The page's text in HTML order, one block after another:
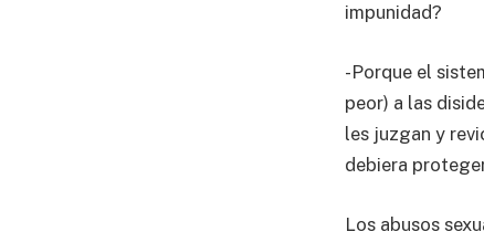
impunidad?
-Porque el
peor) a las
les juzgan y
debiera
Los abusos